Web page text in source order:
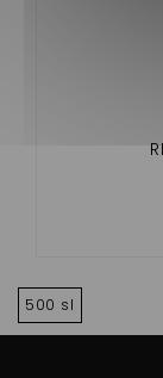
500 sl